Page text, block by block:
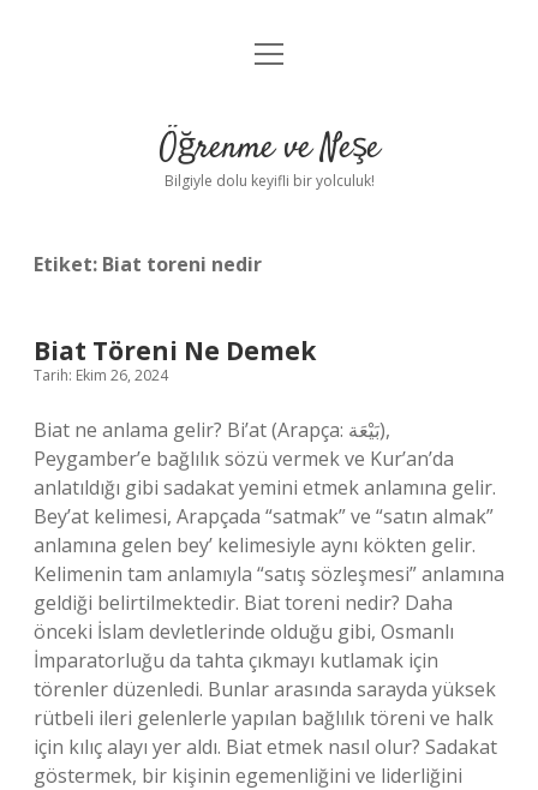
Anasayfa
Yasal Uyarı
menüyü
Öğrenme ve Neşe
Bilgiyle dolu keyifli bir yolculuk!
Etiket: Biat toreni nedir
Biat Töreni Ne Demek
Tarih: Ekim 26, 2024
Biat ne anlama gelir? Bi’at (Arapça: بَيْعَة),
Peygamber’e bağlılık sözü vermek ve Kur’an’da
anlatıldığı gibi sadakat yemini etmek anlamına gelir.
Bey’at kelimesi, Arapçada “satmak” ve “satın almak”
anlamına gelen bey’ kelimesiyle aynı kökten gelir.
Kelimenin tam anlamıyla “satış sözleşmesi” anlamına
geldiği belirtilmektedir. Biat toreni nedir? Daha
önceki İslam devletlerinde olduğu gibi, Osmanlı
İmparatorluğu da tahta çıkmayı kutlamak için
törenler düzenledi. Bunlar arasında sarayda yüksek
rütbeli ileri gelenlerle yapılan bağlılık töreni ve halk
için kılıç alayı yer aldı. Biat etmek nasıl olur? Sadakat
göstermek, bir kişinin egemenliğini ve liderliğini